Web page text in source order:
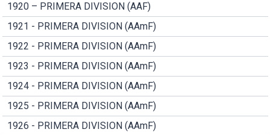
1920 – PRIMERA DIVISION (AAF)
1921 - PRIMERA DIVISION (AAmF)
1922 - PRIMERA DIVISION (AAmF)
1923 - PRIMERA DIVISION (AAmF)
1924 - PRIMERA DIVISION (AAmF)
1925 - PRIMERA DIVISION (AAmF)
1926 - PRIMERA DIVISION (AAmF)